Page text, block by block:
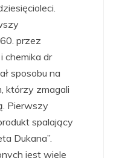
przez
chemika dr
sposobu na
którzy zmagali
Pierwszy
spalający
Dukana”.
jest wiele